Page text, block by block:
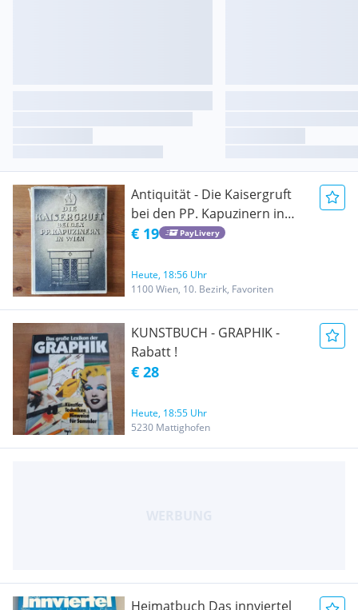
Antiquität - Die Kaisergruft
bei den PP. Kapuzinern in
Wien Kusin, Eberhard:
Kunstverl. Kloiber, 1949
€ 19 PayLivery
Heute, 18:56 Uhr
1100 Wien, 10. Bezirk, Favoriten
KUNSTBUCH - GRAPHIK -
Rabatt !
€ 28
Heute, 18:55 Uhr
5230 Mattighofen
Heimatbuch Das innviertel